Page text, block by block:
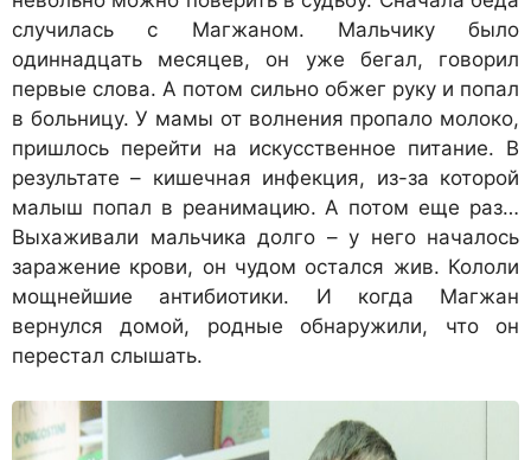
случилась с Магжаном. Мальчику было
одиннадцать месяцев, он уже бегал, говорил
первые слова. А потом сильно обжег руку и попал
в больницу. У мамы от волнения пропало молоко,
пришлось перейти на искусственное питание. В
результате – кишечная инфекция, из-за которой
малыш попал в реанимацию. А потом еще раз…
Выхаживали мальчика долго – у него началось
заражение крови, он чудом остался жив. Кололи
мощнейшие антибиотики. И когда Магжан
вернулся домой, родные обнаружили, что он
перестал слышать.